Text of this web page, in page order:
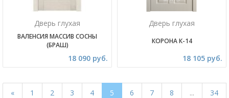
Дверь глухая
ВАЛЕНСИЯ МАССИВ СОСНЫ
(БРАШ)
18 090 руб.
Дверь глухая
КОРОНА К-14
18 105 руб.
« 1 2 3 4 5 6 7 8 ... 34